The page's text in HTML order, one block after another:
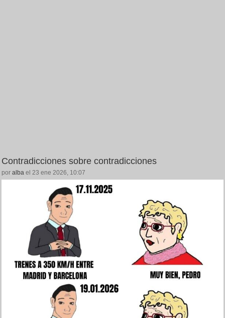
Contradicciones sobre contradicciones
por alba el 23 ene 2026, 10:07